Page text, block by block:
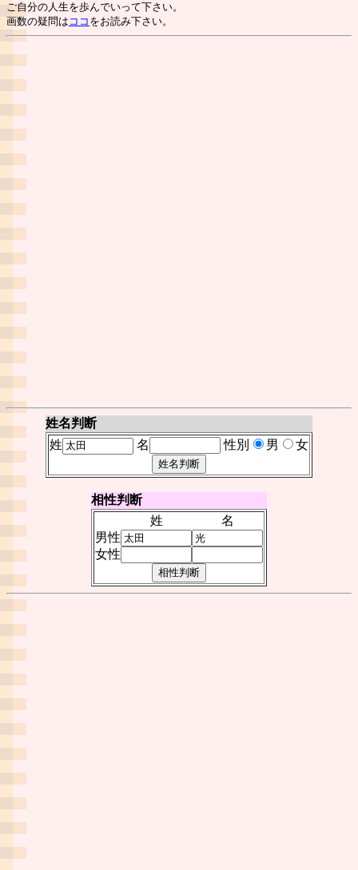
ご自分の人生を歩んでいって下さい。
画数の疑問は ココ をお読み下さい。
姓名判断
姓
名 性別 男 女
相性判断
姓
名
男性
女性